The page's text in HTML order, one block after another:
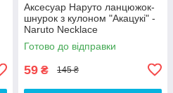
Аксесуар Наруто ланцюжок-
шнурок з кулоном "Акацукі" -
Naruto Necklace
Готово до відправки
59 ₴ 145 ₴